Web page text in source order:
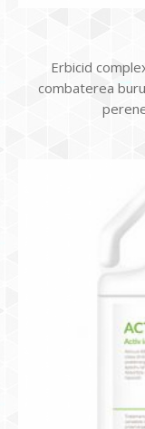
Erbicid
combaterea